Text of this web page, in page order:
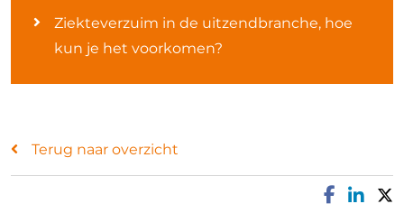
Ziekteverzuim in de uitzendbranche, hoe
kun je het voorkomen?
Terug naar overzicht